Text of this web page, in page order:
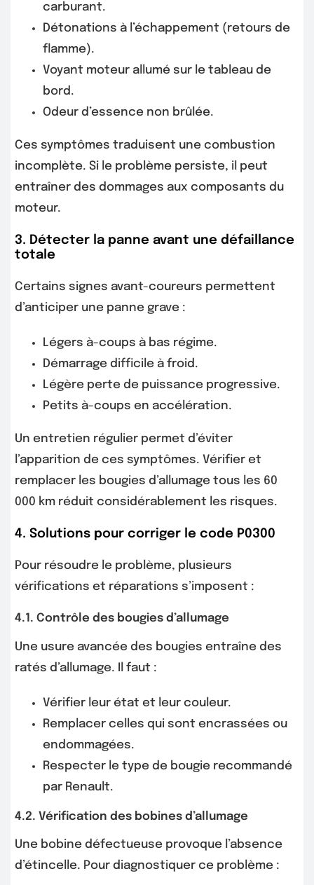
carburant.
Détonations à l’échappement (retours de
flamme).
Voyant moteur allumé sur le tableau de
bord.
Odeur d’essence non brûlée.
Ces symptômes traduisent une combustion
incomplète. Si le problème persiste, il peut
entraîner des dommages aux composants du
moteur.
3. Détecter la panne avant une défaillance
totale
Certains signes avant-coureurs permettent
d’anticiper une panne grave :
Légers à-coups à bas régime.
Démarrage difficile à froid.
Légère perte de puissance progressive.
Petits à-coups en accélération.
Un entretien régulier permet d’éviter
l’apparition de ces symptômes. Vérifier et
remplacer les bougies d’allumage tous les 60
000 km réduit considérablement les risques.
4. Solutions pour corriger le code P0300
Pour résoudre le problème, plusieurs
vérifications et réparations s’imposent :
4.1. Contrôle des bougies d’allumage
Une usure avancée des bougies entraîne des
ratés d’allumage. Il faut :
Vérifier leur état et leur couleur.
Remplacer celles qui sont encrassées ou
endommagées.
Respecter le type de bougie recommandé
par Renault.
4.2. Vérification des bobines d’allumage
Une bobine défectueuse provoque l’absence
d’étincelle. Pour diagnostiquer ce problème :